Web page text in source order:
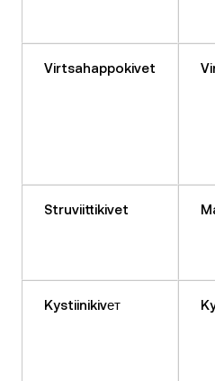
Virtsahappokivet
Struviittikivet
Kystiinikivет